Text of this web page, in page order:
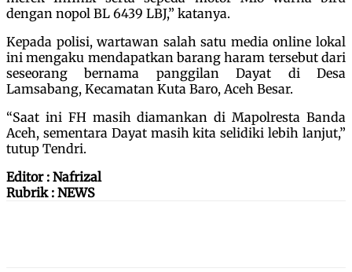
dengan nopol BL 6439 LBJ,” katanya.
Kepada polisi, wartawan salah satu media online lokal
ini mengaku mendapatkan barang haram tersebut dari
seseorang bernama panggilan Dayat di Desa
Lamsabang, Kecamatan Kuta Baro, Aceh Besar.
“Saat ini FH masih diamankan di Mapolresta Banda
Aceh, sementara Dayat masih kita selidiki lebih lanjut,”
tutup Tendri.
Editor : Nafrizal
Rubrik : NEWS